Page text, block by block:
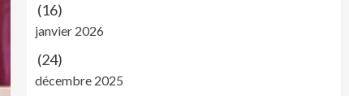
(16)
janvier 2026
(24)
décembre 2025